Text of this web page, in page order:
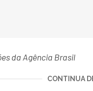
da Agência Brasil
CONTINUA